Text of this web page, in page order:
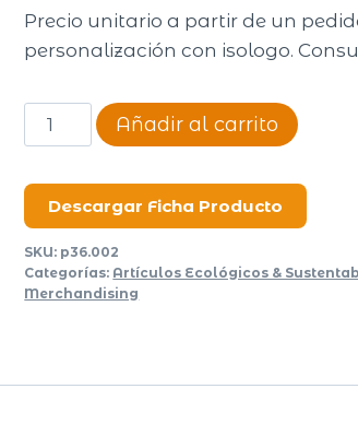
Precio unitario a partir de un
personalización con isologo.
Boligrafo
Eco
Select
cantidad
Añadir al carrito
Descargar Ficha Producto
SKU: p36.002
Categorías: Artículos Ecológicos &
Merchandising